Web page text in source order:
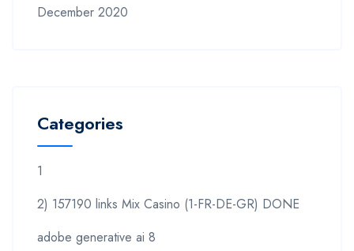
December 2020
Categories
1
2) 157190 links Mix Casino (1-FR-DE-GR) DONE
adobe generative ai 8